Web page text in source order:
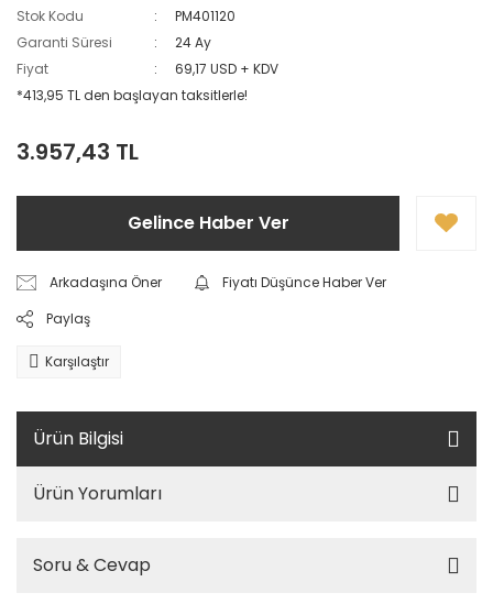
Stok Kodu
PM401120
Garanti Süresi
24 Ay
Fiyat
69,17 USD + KDV
*413,95 TL den başlayan taksitlerle!
3.957,43 TL
Gelince Haber Ver
Arkadaşına Öner
Fiyatı Düşünce Haber Ver
Paylaş
Karşılaştır
Ürün Bilgisi
Ürün Yorumları
Soru & Cevap